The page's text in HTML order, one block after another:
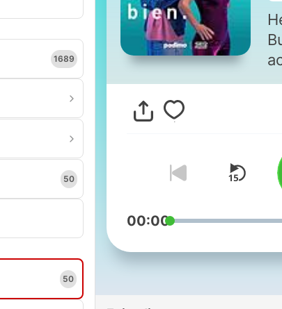
1689
50
50
00:00